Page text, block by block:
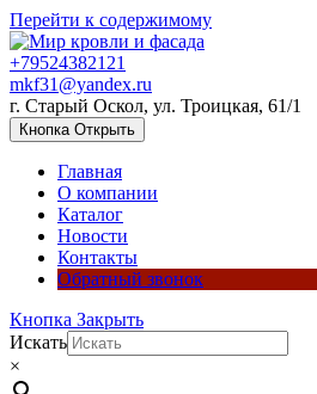
Перейти к содержимому
+79524382121
mkf31@yandex.ru
г. Старый Оскол, ул. Троицкая, 61/1
Кнопка Открыть
Главная
О компании
Каталог
Новости
Контакты
Обратный звонок
Кнопка Закрыть
Искать
×